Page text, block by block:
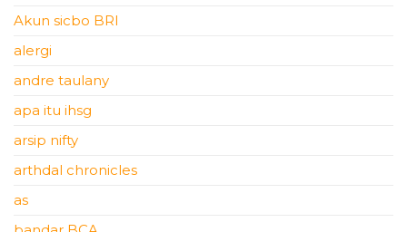
Akun sicbo BRI
alergi
andre taulany
apa itu ihsg
arsip nifty
arthdal chronicles
as